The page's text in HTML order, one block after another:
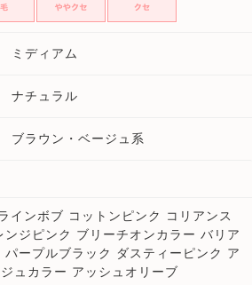
ミディアム
ナチュラル
ブラウン・ベージュ系
インボブ コットンピンク コリアンス
ジピンク ブリーチオンカラー バリア
ープルブラック ダスティーピンク ア
ュカラー アッシュオリーブ